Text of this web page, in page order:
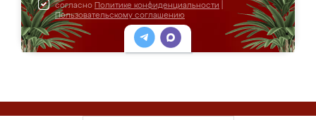
согласно Политике конфиденциальности
Пользовательскому соглашению